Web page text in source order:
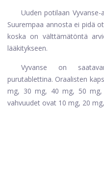
Uuden potilaan
Suurempaa annosta ei pidä
koska on välttämätöntä
lääkitykseen.
Vyvanse on
purutablettina. Oraalisten
mg, 30 mg, 40 mg, 50
vahvuudet ovat 10 mg, 20